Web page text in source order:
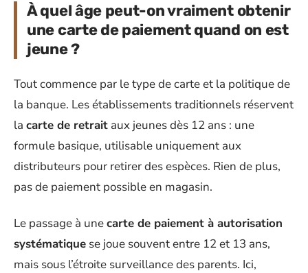
À quel âge peut-on vraiment obtenir
une carte de paiement quand on est
jeune ?
Tout commence par le type de carte et la politique de
la banque. Les établissements traditionnels réservent
la carte de retrait aux jeunes dès 12 ans : une
formule basique, utilisable uniquement aux
distributeurs pour retirer des espèces. Rien de plus,
pas de paiement possible en magasin.
Le passage à unecarte de paiement à autorisation
systématique se joue souvent entre 12 et 13 ans,
mais sous l’étroite surveillance des parents. Ici,